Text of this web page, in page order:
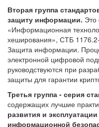
Вторая группа
защиту информации. Это
«Информационная
хеширования», СТБ
Защита информации.
электронной цифровой
руководствуются при
защиты для гарантии
Третья группа - серия
содержащих лучшие
развития и
информационной